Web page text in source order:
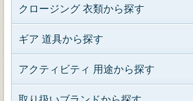
クロージング 衣類から探す
ギア 道具から探す
アクティビティ 用途から探す